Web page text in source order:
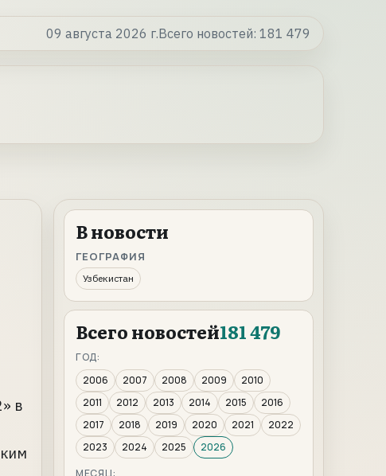
09 августа 2026 г.Всего новостей: 181 479
в
В новости
ГЕОГРАФИЯ
Узбекистан
Всего новостей181 479
ГОД:
2006
2007 2008 2009
2010
2011
2012 2013 2014 2015
2016
2017
2018 2019 2020 2021
2022
2023
2024 2025
2026
МЕСЯЦ: